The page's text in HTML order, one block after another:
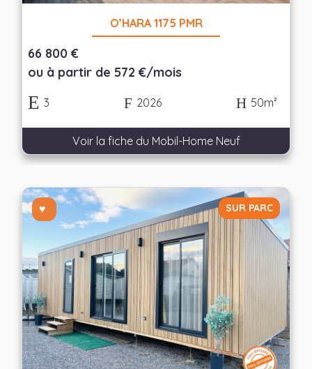
O’HARA 1175 PMR
66 800 €
ou à partir de 572 €/mois
3 2026 50m²
Voir la fiche du Mobil-Home Neuf
SUR PARC